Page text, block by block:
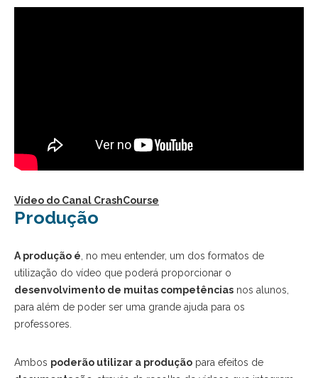
Vídeo do Canal CrashCourse
Produção
A produção é , no meu entender, um dos formatos de
utilização do vídeo que poderá proporcionar o
desenvolvimento de muitas competências nos alunos,
para além de poder ser uma grande ajuda para os
professores.
Ambos poderão utilizar a produção para efeitos de